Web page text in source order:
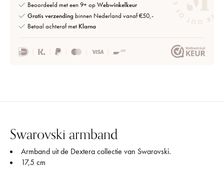
Beoordeeld met een 9+ opWebwinkelkeur
Gratis verzending binnen Nederland vanaf €50,-
Betaal achteraf met Klarna
Swarovski armband
Armband uit de Dextera collectie van Swarovski.
17,5 cm